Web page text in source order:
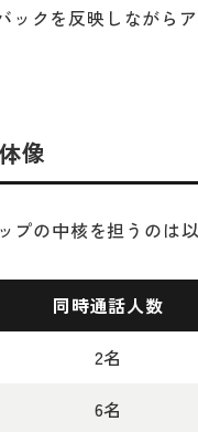
ックを反映しながら
像
プの中核を担うのは
同時通話人数
2名
6名